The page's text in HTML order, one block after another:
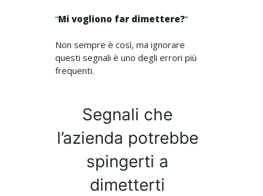
“Mi vogliono far dimettere?”
Non sempre è così, ma ignorare
questi segnali è uno degli errori più
frequenti.
Segnali che
l’azienda potrebbe
spingerti a
dimetterti